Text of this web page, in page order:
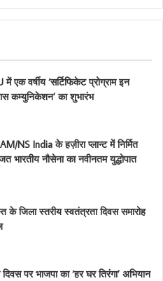
एक वर्षीय ‘सर्टिफिकेट प्रोग्राम इन
कम्युनिकेशन’ का शुभारंभ
NS India के हज़ीरा प्लान्ट में निर्मित
भारतीय नौसेना का नवीनतम युद्धोपात
के जिला स्तरीय स्वतंत्रता दिवस समारोह
पर भाजपा का ‘हर घर तिरंगा’ अभियान